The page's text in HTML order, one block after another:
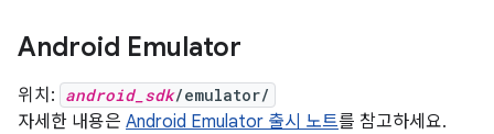
Android Emulator
위치: android_sdk/emulator/
자세한 내용은 Android Emulator 출시 노트를 참고하세요.